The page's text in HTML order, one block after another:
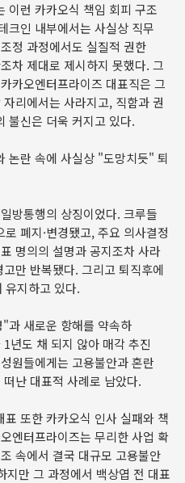
이런 카카오식 책임 회피 구조
크인 내부에서는 사실상 직무
정 과정에서도 실질적 권한
차 제대로 제시하지 못했다. 그
카오엔터프라이즈 대표직은 그
리에서는 사라지고, 직함과 권
불신은 더욱 커지고 있다.
논란 속에 사실상 "도망치듯" 퇴
방통행의 상징이었다. 크루들
폐지·변경됐고, 주요 의사결정
명의의 설명과 공지조차 사라
만 반복됐다. 그리고 퇴직후에
유지하고 있다.
과 새로운 항해를 약속하
년도 채 되지 않아 매각 추진
원들에게는 고용불안과 혼란
난 대표적 사례로 남았다.
또한 카카오식 인사 실패와 책
엔터프라이즈는 무리한 사업 확
속에서 결국 대규모 고용불안
지만 그 과정에서 백상엽 전 대표